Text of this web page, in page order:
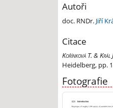
Autoři
doc. RNDr. Jiří
Citace
Kořínková T. & Král
Heidelberg, pp.
Fotografie